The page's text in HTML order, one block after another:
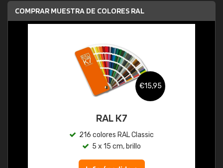
COMPRAR MUESTRA DE COLORES RAL
€15,95
RAL K7
216 colores RAL Classic
5 x 15 cm, brillo